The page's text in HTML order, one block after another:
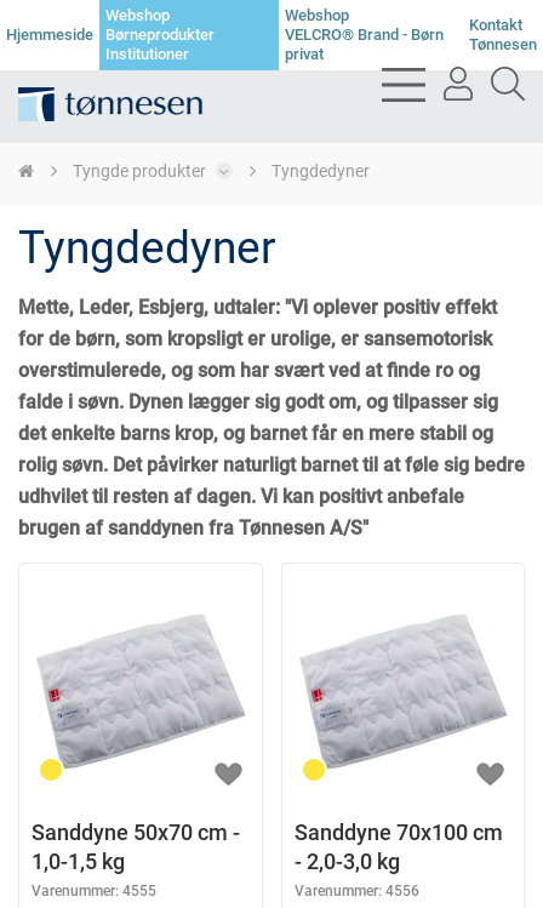
Hjemmeside
Webshop
Børneprodukter
Institutioner
Webshop
VELCRO® Brand - Børn
privat
Kontakt
Tønnesen
bars
light
user
Tyngde produkter Tyngdedyner
Tyngdedyner
Mette, Leder, Esbjerg, udtaler: "Vi oplever positiv effekt
for de børn, som kropsligt er urolige, er sansemotorisk
overstimulerede, og som har svært ved at finde ro og
falde i søvn. Dynen lægger sig godt om, og tilpasser sig
det enkelte barns krop, og barnet får en mere stabil og
rolig søvn. Det påvirker naturligt barnet til at føle sig bedre
udhvilet til resten af dagen. Vi kan positivt anbefale
brugen af sanddynen fra Tønnesen A/S"
Sanddyne 50x70 cm -
1,0-1,5 kg
Varenummer: 4555
Sanddyne 70x100 cm
- 2,0-3,0 kg
Varenummer: 4556